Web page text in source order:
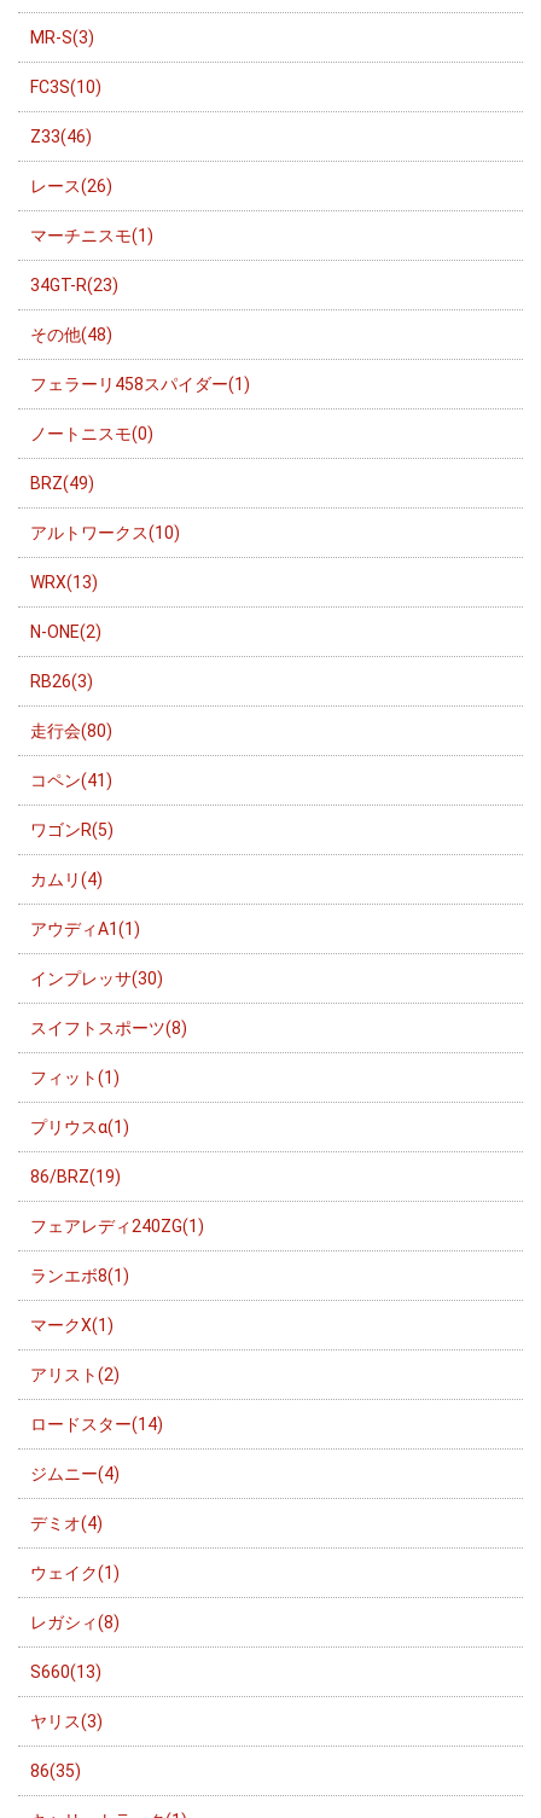
MR-S(3)
FC3S(10)
Z33(46)
レース(26)
マーチニスモ(1)
34GT-R(23)
その他(48)
フェラーリ458スパイダー(1)
ノートニスモ(0)
BRZ(49)
アルトワークス(10)
WRX(13)
N-ONE(2)
RB26(3)
走行会(80)
コペン(41)
ワゴンR(5)
カムリ(4)
アウディA1(1)
インプレッサ(30)
スイフトスポーツ(8)
フィット(1)
プリウスα(1)
86/BRZ(19)
フェアレディ240ZG(1)
ランエボ8(1)
マークX(1)
アリスト(2)
ロードスター(14)
ジムニー(4)
デミオ(4)
ウェイク(1)
レガシィ(8)
S660(13)
ヤリス(3)
86(35)